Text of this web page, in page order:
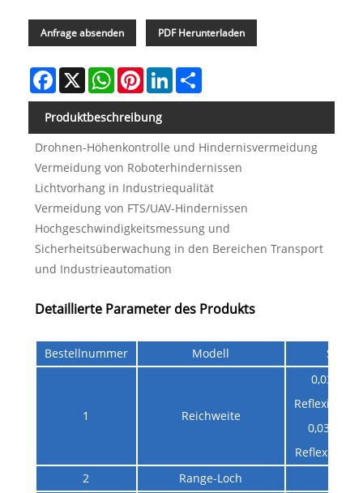
Anfrage absenden PDF Herunterladen
Facebook
X WhatsAppPinterestLinkedIn
Produktbeschreibung
Drohnen-Höhenkontrolle und Hindernisvermeidung
Vermeidung von Roboterhindernissen
Lichtvorhang in Industriequalität
Vermeidung von FTS/UAV-Hindernissen
Hochgeschwindigkeitsmessung und
Sicherheitsüberwachung in den Bereichen Transport
und Industrieautomation
Detaillierte Parameter des Produkts
Bestellnummer Modell STA-
1 Reichweite
0,03–5 m
0,03–10
2
Range-Loch